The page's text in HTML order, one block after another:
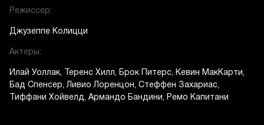
Режиссер:
Джузеппе Колицци
Актеры:
Илай Уоллак Теренс Хилл Брок Питерс
Кевин МакКарти
Бад Спенсер
Ливио Лоренцон
Стеффен Захариас
Тиффани Хойвелд
Армандо Бандини Ремо Капитани